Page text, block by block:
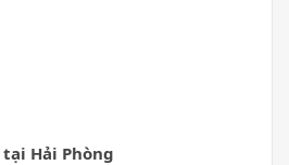
Hải Phòng